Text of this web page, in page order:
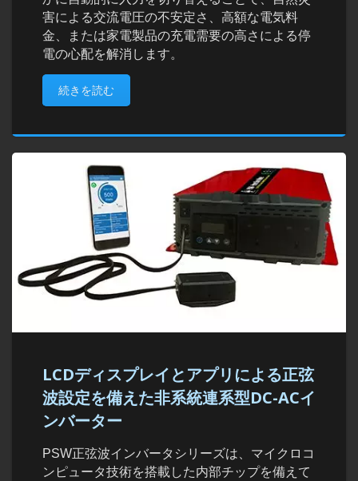
害による交流電圧の不安定さ、高額な電気料
金、または家電製品の充電需要の高さによる停
電の心配を解消します。
続きを読む
LCDディスプレイとアプリによる正弦
波設定を備えた非系統連系型DC-ACイ
ンバーター
PSW正弦波インバータシリーズは、マイクロコ
ンピュータ技術を搭載した内部チップを備えて